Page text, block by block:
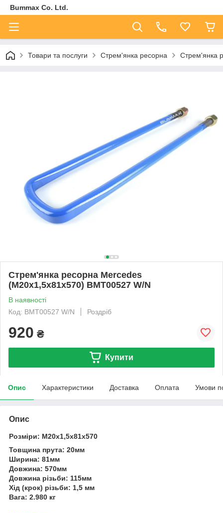
Bummax Co. Ltd.
Товари та послуги Стрем'янка ресорна Стрем'янка
Стрем'янка ресорна Mercedes
(M20x1,5x81x570) BMT00527 W/N
В наявності
Код: BMT00527 W/N
Роздріб
920 ₴
Купити
Опис Характеристики Доставка Оплата Умови
Опис
Розміри: M20x1,5x81x570
Товщина прута: 20мм
Ширина: 81мм
Довжина: 570мм
Довжина різьби: 115мм
Хід (крок) різьби: 1,5 мм
Вага: 2.980 кг